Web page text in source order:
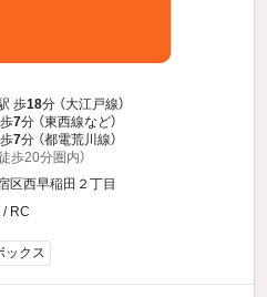
歩18分 （大江戸線）
7分 （東西線など）
7分 （都電荒川線）
歩20分圏内）
区西早稲田２丁目
/ RC
ックス